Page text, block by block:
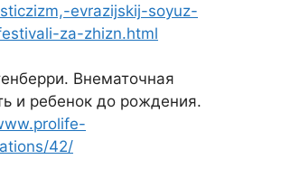
evrazijskij-soyuz-
za-zhizn.html
Внематочная
и ребенок до рождения.
42/